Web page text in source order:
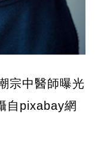
宗中醫師曝光
自pixabay網